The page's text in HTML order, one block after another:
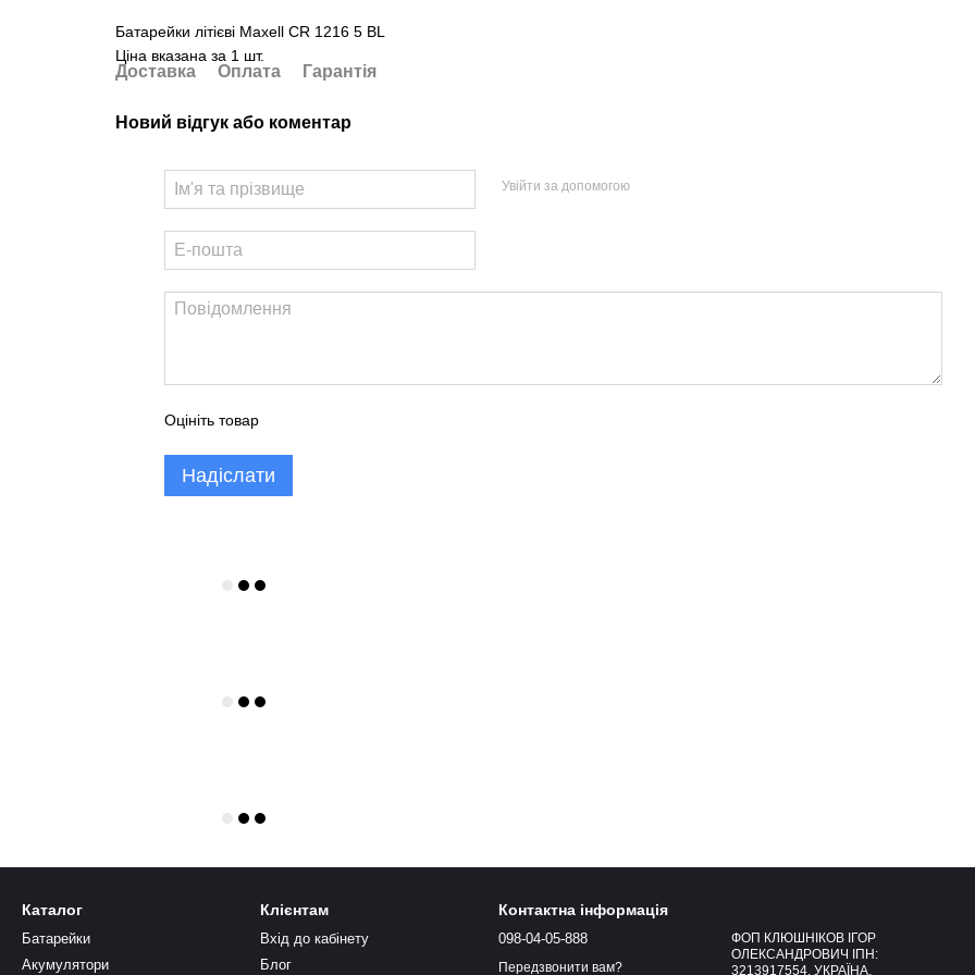
Батарейки літієві Maxell CR 1216 5 BL
Ціна вказана за 1 шт.
Доставка Оплата Гарантія
Новий відгук або коментар
Увійти за допомогою
Оцініть товар
Надіслати
Каталог
Батарейки
Акумулятори
Клієнтам
Вхід до кабінету
Блог
Контактна інформація
098-04-05-888
Передзвонити вам?
ФОП КЛЮШНІКОВ ІГОР
ОЛЕКСАНДРОВИЧ ІПН:
3213917554, УКРАЇНА,